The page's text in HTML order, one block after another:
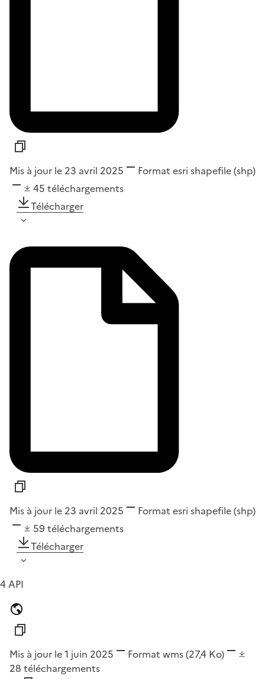
Mis à jour le 23 avril 2025 Format esri shapefile (shp)
45 téléchargements
Télécharger
Mis à jour le 23 avril 2025 Format esri shapefile (shp)
59 téléchargements
Télécharger
4 API
Mis à jour le 1 juin 2025 Format wms(27,4 Ko)
28 téléchargements